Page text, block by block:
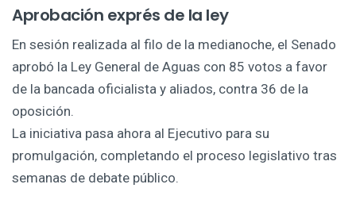
Aprobación exprés de la ley
En sesión realizada al filo de la medianoche, el Senado
aprobó la Ley General de Aguas con 85 votos a favor
de la bancada oficialista y aliados, contra 36 de la
oposición.
La iniciativa pasa ahora al Ejecutivo para su
promulgación, completando el proceso legislativo tras
semanas de debate público.